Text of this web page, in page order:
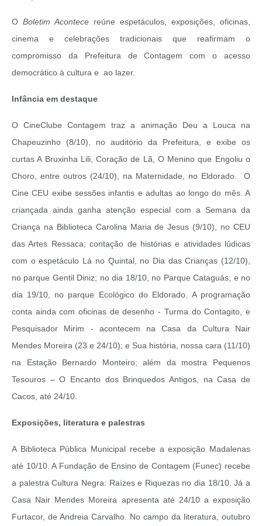
O Boletim Acontece reúne espetáculos, exposições, oficinas,
cinema e celebrações tradicionais que reafirmam o
compromisso da Prefeitura de Contagem com o acesso
democrático à cultura e ao lazer.
Infância em destaque
O CineClube Contagem traz a animação Deu a Louca na
Chapeuzinho (8/10), no auditório da Prefeitura, e exibe os
curtas A Bruxinha Lili, Coração de Lã, O Menino que Engoliu o
Choro, entre outros (24/10), na Maternidade, no Eldorado. O
Cine CEU exibe sessões infantis e adultas ao longo do mês. A
criançada ainda ganha atenção especial com a Semana da
Criança na Biblioteca Carolina Maria de Jesus (9/10), no CEU
das Artes Ressaca; contação de histórias e atividades lúdicas
com o espetáculo Lá no Quintal, no Dia das Crianças (12/10),
no parque Gentil Diniz; no dia 18/10, no Parque Cataguás; e no
dia 19/10, no parque Ecológico do Eldorado. A programação
conta ainda com oficinas de desenho - Turma do Contagito, e
Pesquisador Mirim - acontecem na Casa da Cultura Nair
Mendes Moreira (23 e 24/10); e Sua história, nossa cara (11/10)
na Estação Bernardo Monteiro;além da mostra Pequenos
Tesouros – O Encanto dos Brinquedos Antigos, naCasa de
Cacos, até 24/10.
Exposições, literatura e palestras
A Biblioteca Pública Municipal recebe a exposição Madalenas
até 10/10. A Fundação de Ensino de Contagem (Funec) recebe
a palestra Cultura Negra: Raízes e Riquezas no dia 18/10. Já a
Casa Nair Mendes Moreira apresenta até 24/10 a exposição
Furtacor, de Andreia Carvalho. No campo da literatura, outubro